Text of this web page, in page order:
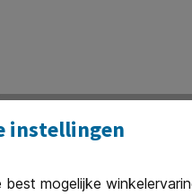
instellingen
mogelijke